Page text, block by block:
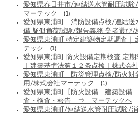
愛知県春日井市/連結送水管耐圧試
マーテック
(1)
愛知県東浦町 消防設備点検/連結送
備 疑似負荷試験/報告義務 業者選び/
愛知県東浦町 特定建築物定期調査｜
テック
(1)
愛知県東浦町 防火設備定期検査 定
｜建築基準法第１２条点検｜株式会
愛知県東浦町 防災管理点検/防火対
用/株式会社マーテック
(1)
愛知県東浦町【防火設備 建築設備
査・検査・報告 ⇒ マーテックへ
愛知県東浦町/連結送水管耐圧試験/